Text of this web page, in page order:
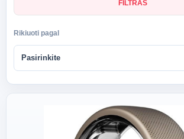
FILTRAS
Rikiuoti pagal
Pasirinkite